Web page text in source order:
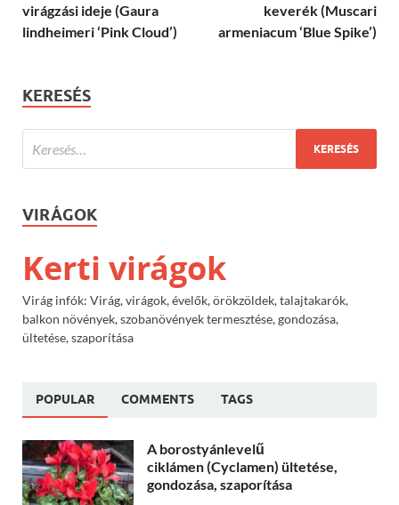
virágzási ideje (Gaura
lindheimeri ‘Pink Cloud’)
keverék (Muscari
armeniacum ‘Blue Spike’)
KERESÉS
VIRÁGOK
Kerti virágok
Virág infók: Virág, virágok, évelők, örökzöldek, talajtakarók,
balkon növények, szobanövények termesztése, gondozása,
ültetése, szaporítása
POPULAR COMMENTS TAGS
A borostyánlevelű
ciklámen (Cyclamen) ültetése,
gondozása, szaporítása